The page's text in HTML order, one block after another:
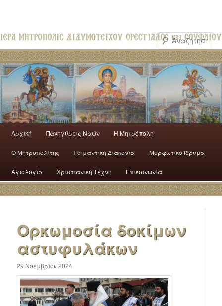
Αρχική Πανηγύρεις Ναών H Mητρόπολη
Ο Mητροπολίτης Ποιμαντική Διακονία Μορφωτικό Ίδρυμα
Αγιολογία Χριστιανική Τέχνη Επικοινωνία
Ορκωμοσία δοκίμων
αστυφυλάκων
29 Νοεμβρίου 2024